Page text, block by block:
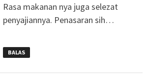
Rasa makanan nya juga selezat
penyajiannya. Penasaran sih…
BALAS